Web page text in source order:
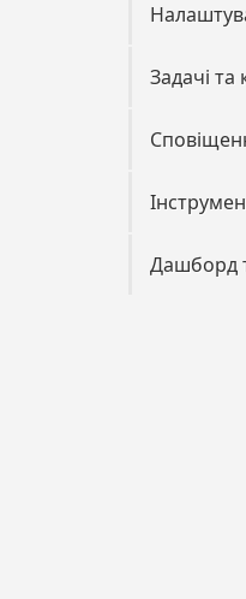
Задачі та
Дашборд